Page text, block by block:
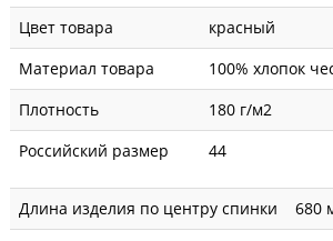
Цвет товара
красный
Материал товара
100% хлопок
Плотность
180 г/м2
Российский размер
44
Длина изделия по центру спинки
680